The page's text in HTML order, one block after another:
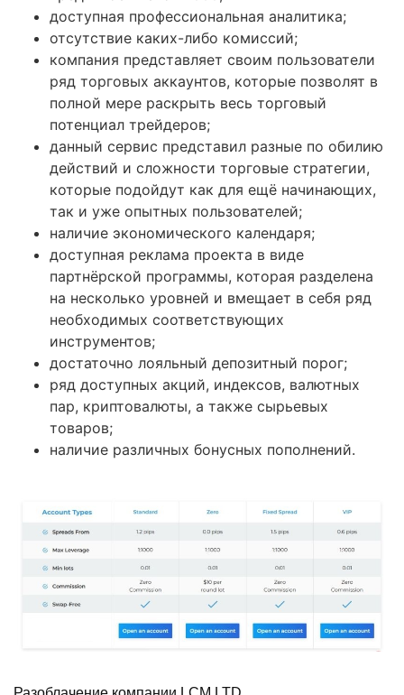
доступная профессиональная аналитика;
отсутствие каких-либо комиссий;
компания представляет своим пользователи
ряд торговых аккаунтов, которые позволят в
полной мере раскрыть весь торговый
потенциал трейдеров;
данный сервис представил разные по обилию
действий и сложности торговые стратегии,
которые подойдут как для ещё начинающих,
так и уже опытных пользователей;
наличие экономического календаря;
доступная реклама проекта в виде
партнёрской программы, которая разделена
на несколько уровней и вмещает в себя ряд
необходимых соответствующих
инструментов;
достаточно лояльный депозитный порог;
ряд доступных акций, индексов, валютных
пар, криптовалюты, а также сырьевых
товаров;
наличие различных бонусных пополнений.